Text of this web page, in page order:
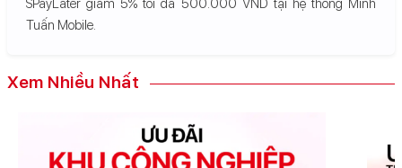
SPayLater giảm 5% tối đa 500.000 VND tại hệ thống Minh
Tuấn Mobile.
Xem Nhiều Nhất